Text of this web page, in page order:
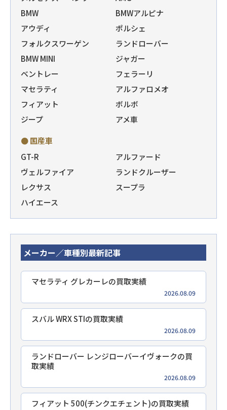
BMW
BMWアルピナ
アウディ
ポルシェ
フォルクスワーゲン
ランドローバー
BMW MINI
ジャガー
ベントレー
フェラーリ
マセラティ
アルファロメオ
フィアット
ボルボ
ジープ
アメ車
● 国産車
GT-R
アルファード
ヴェルファイア
ランドクルーザー
レクサス
スープラ
ハイエース
メーカー／車種別最新記事
マセラティ グレカーレの買取実績
2026.08.09
スバル WRX STIの買取実績
2026.08.09
ランドローバー レンジローバーイヴォークの買
取実績
2026.08.09
フィアット 500(チンクエチェント)の買取実績